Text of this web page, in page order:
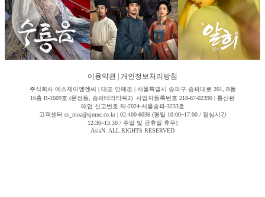
이용약관 개인정보처리방침
주식회사 에스제이엠엔씨 | 대표 안해조 | 서울특별시 송파구 송파대로 201, B동
16층 B-1609호 (문정동, 송파테라타워2) 사업자등록번호 218-87-02390 | 통신판
매업 신고번호 제-2024-서울송파-3233호
고객센터 cs_moa@sjmnc.co.kr | 02-400-6036 (평일 10:00~17:00 / 점심시간
12:30~13:30 / 주말 및 공휴일 휴무)
AsiaN. ALL RIGHTS RESERVED